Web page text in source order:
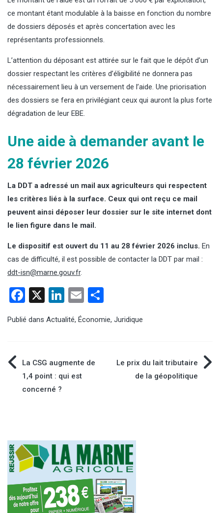
ce montant étant modulable à la baisse en fonction du nombre
de dossiers déposés et après concertation avec les
représentants professionnels.
L’attention du déposant est attirée sur le fait que le dépôt d’un
dossier respectant les critères d’éligibilité ne donnera pas
nécessairement lieu à un versement de l’aide. Une priorisation
des dossiers se fera en privilégiant ceux qui auront la plus forte
dégradation de leur EBE.
Une aide à demander avant le
28 février 2026
La DDT a adressé un mail aux agriculteurs qui respectent
les critères liés à la surface. Ceux qui ont reçu ce mail
peuvent ainsi déposer leur dossier sur le site internet dont
le lien figure dans le mail.
Le dispositif est ouvert du 11 au 28 février 2026 inclus. En
cas de difficulté, il est possible de contacter la DDT par mail :
ddt-isn@marne.gouv.fr.
Facebook
X LinkedIn
Email
Publié dans Actualité, Économie, Juridique
Navigation
de
La CSG augmente de
1,4 point : qui est
concerné ?
Le prix du lait tributaire
de la géopolitique